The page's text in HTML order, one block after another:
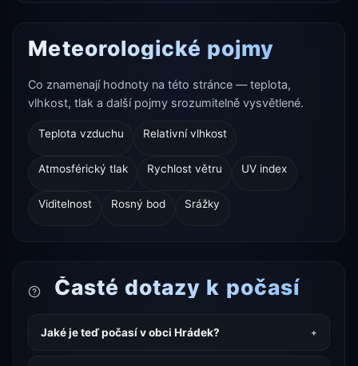
Meteorologické pojmy
Co znamenají hodnoty na této stránce — teplota,
vlhkost, tlak a další pojmy srozumitelně vysvětlené.
Teplota vzduchu Relativní vlhkost
Atmosférický tlak Rychlost větru UV index
Viditelnost Rosný bod Srážky
Časté dotazy k počasí
Jaké je teď počasí v obci Hrádek?